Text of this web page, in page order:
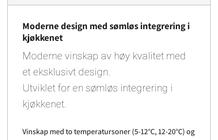
Moderne design med sømløs integrering i
kjøkkenet
Moderne vinskap av høy kvalitet med
et eksklusivt design.
Utviklet for en sømløs integrering i
kjøkkenet.
Vinskap med to temperatursoner (5-12°C, 12-20°C) og